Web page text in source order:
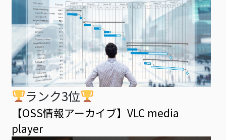
ランク3位
【OSS情報アーカイブ】VLC media
player